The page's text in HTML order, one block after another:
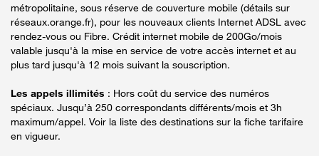
métropolitaine, sous réserve de couverture mobile (détails sur
réseaux.orange.fr), pour les nouveaux clients Internet ADSL avec
rendez-vous ou Fibre. Crédit internet mobile de 200Go/mois
valable jusqu'à la mise en service de votre accès internet et au
plus tard jusqu'à 12 mois suivant la souscription.
Les appels illimités : Hors coût du service des numéros
spéciaux. Jusqu’à 250 correspondants différents/mois et 3h
maximum/appel. Voir la liste des destinations sur la fiche tarifaire
en vigueur.